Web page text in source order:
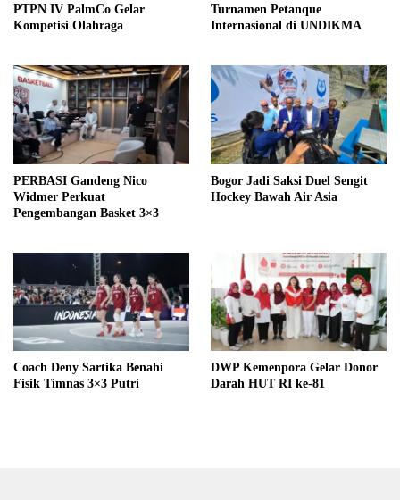
PTPN IV PalmCo Gelar
Kompetisi Olahraga
Turnamen Petanque
Internasional di UNDIKMA
PERBASI Gandeng Nico
Widmer Perkuat
Pengembangan Basket 3×3
Bogor Jadi Saksi Duel Sengit
Hockey Bawah Air Asia
Coach Deny Sartika Benahi
Fisik Timnas 3×3 Putri
DWP Kemenpora Gelar Donor
Darah HUT RI ke-81